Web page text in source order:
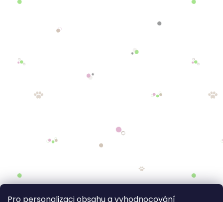
Pro personalizaci obsahu a vyhodnocování